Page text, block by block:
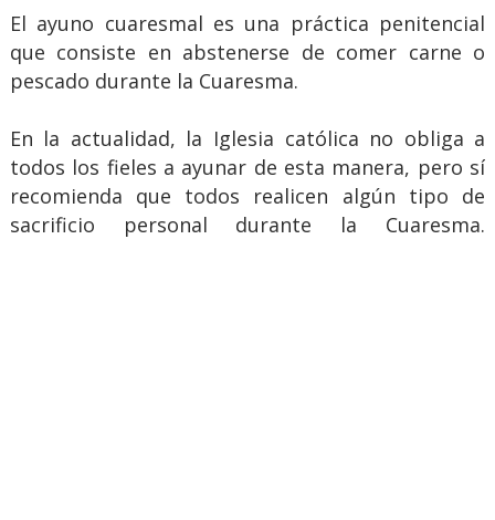
El ayuno cuaresmal es una práctica penitencial
que consiste en abstenerse de comer carne o
pescado durante la Cuaresma.
En la actualidad, la Iglesia católica no obliga a
todos los fieles a ayunar de esta manera, pero sí
recomienda que todos realicen algún tipo de
sacrificio personal durante la Cuaresma.